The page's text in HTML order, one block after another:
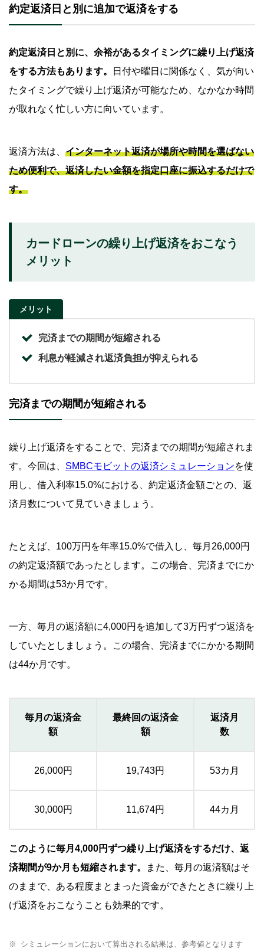
約定返済日と別に追加で返済をする
約定返済日と別に、余裕があるタイミングに繰り上げ返済
をする方法もあります。
日付や曜日に関係なく、気が向い
たタイミングで繰り上げ返済が可能なため、なかなか時間
が取れなく忙しい方に向いています。
返済方法は、 インターネット返済が場所や時間を選ばない
ため便利で、返済したい金額を指定口座に振込するだけで
す。
カードローンの繰り上げ返済をおこなう
メリット
メリット
完済までの期間が短縮される
利息が軽減され返済負担が抑えられる
完済までの期間が短縮される
繰り上げ返済をすることで、完済までの期間が短縮されま
す。今回は、 SMBCモビットの返済シミュレーションを使
用し、借入利率15.0%における、約定返済金額ごとの、返
済月数について見ていきましょう。
たとえば、100万円を年率15.0%で借入し、毎月26,000円
の約定返済額であったとします。この場合、完済までにか
かる期間は53か月です。
一方、毎月の返済額に4,000円を追加して3万円ずつ返済を
していたとしましょう。この場合、完済までにかかる期間
は44か月です。
毎月の返済金
額
最終回の返済金
額
返済月
数
26,000円 19,743円 53カ月
30,000円 11,674円 44カ月
このように毎月4,000円ずつ繰り上げ返済をするだけ、返
済期間が9か月も短縮されます。
また、毎月の返済額はそ
のままで、ある程度まとまった資金ができたときに繰り上
げ返済をおこなうことも効果的です。
シミュレーションにおいて算出される結果は、参考値となります